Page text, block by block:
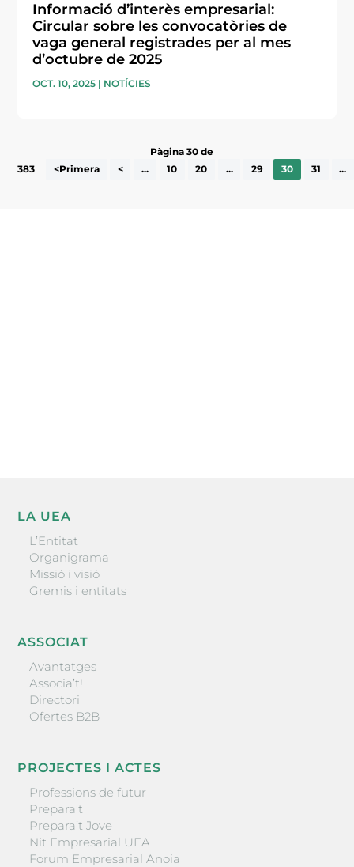
Informació d’interès empresarial:
Circular sobre les convocatòries de
vaga general registrades per al mes
d’octubre de 2025
OCT. 10, 2025 | NOTÍCIES
Pàgina 30 de
383
<Primera < ... 10 20 ... 29 30 31 ...
LA UEA
L’Entitat
Organigrama
Missió i visió
Gremis i entitats
ASSOCIAT
Avantatges
Associa’t!
Directori
Ofertes B2B
PROJECTES I ACTES
Professions de futur
Prepara’t
Prepara’t Jove
Nit Empresarial UEA
Forum Empresarial Anoia